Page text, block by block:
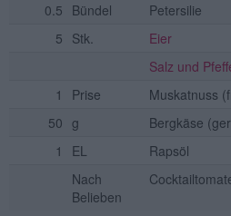
0.5 Bündel
Petersilie
5 Stk.
Eier
Salz und
1
Prise Muskatnuss
50 g Bergkäse
1
EL
Rapsöl
Nach
Belieben